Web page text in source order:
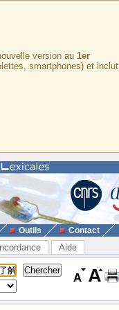
version au 1er
smartphones) et inclut
Outils Contact
Aide